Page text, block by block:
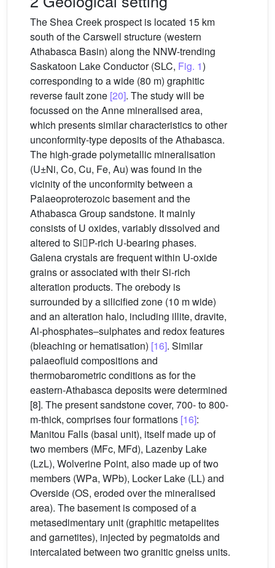
The Shea Creek prospect is located 15 km
south of the Carswell structure (western
Athabasca Basin) along the NNW-trending
Saskatoon Lake Conductor (SLC, Fig. 1)
corresponding to a wide (80 m) graphitic
reverse fault zone [20]. The study will be
focussed on the Anne mineralised area,
which presents similar characteristics to other
unconformity-type deposits of the Athabasca.
The high-grade polymetallic mineralisation
(U±Ni, Co, Cu, Fe, Au) was found in the
vicinity of the unconformity between a
Palaeoproterozoic basement and the
Athabasca Group sandstone. It mainly
consists of U oxides, variably dissolved and
altered to SiP-rich U-bearing phases.
Galena crystals are frequent within U-oxide
grains or associated with their Si-rich
alteration products. The orebody is
surrounded by a silicified zone (10 m wide)
and an alteration halo, including illite, dravite,
Al-phosphates–sulphates and redox features
(bleaching or hematisation) [16]. Similar
palaeofluid compositions and
thermobarometric conditions as for the
eastern-Athabasca deposits were determined
[8]. The present sandstone cover, 700- to 800-
m-thick, comprises four formations [16]:
Manitou Falls (basal unit), itself made up of
two members (MFc, MFd), Lazenby Lake
(LzL), Wolverine Point, also made up of two
members (WPa, WPb), Locker Lake (LL) and
Overside (OS, eroded over the mineralised
area). The basement is composed of a
metasedimentary unit (graphitic metapelites
and garnetites), injected by pegmatoids and
intercalated between two granitic gneiss units.